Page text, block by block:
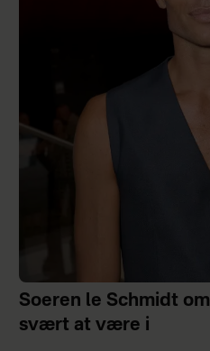
Soeren le Schmidt
svært at være i